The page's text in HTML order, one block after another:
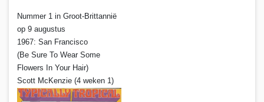
Nummer 1 in Groot-Brittannië
op 9 augustus
1967: San Francisco
(Be Sure To Wear Some
Flowers In Your Hair)
Scott McKenzie (4 weken 1)